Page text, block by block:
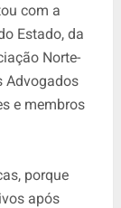
com a
Estado, da
Norte-
Advogados
e membros
porque
após